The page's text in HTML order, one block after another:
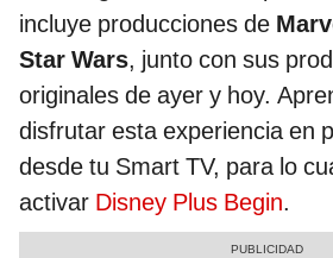
incluye producciones de
Star Wars, junto con sus
originales de ayer y hoy.
disfrutar esta experiencia en
desde tu Smart TV, para lo
activar Disney Plus Begin.